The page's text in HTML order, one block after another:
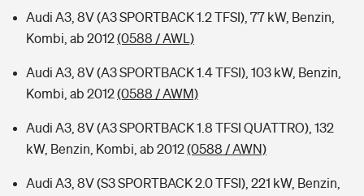
Audi A3, 8V (A3 SPORTBACK 1.2 TFSI), 77 kW, Benzin,
Kombi, ab 2012(0588 / AWL)
Audi A3, 8V (A3 SPORTBACK 1.4 TFSI), 103 kW, Benzin,
Kombi, ab 2012(0588 / AWM)
Audi A3, 8V (A3 SPORTBACK 1.8 TFSI QUATTRO), 132
kW, Benzin, Kombi, ab 2012(0588 / AWN)
Audi A3, 8V (S3 SPORTBACK 2.0 TFSI), 221 kW, Benzin,